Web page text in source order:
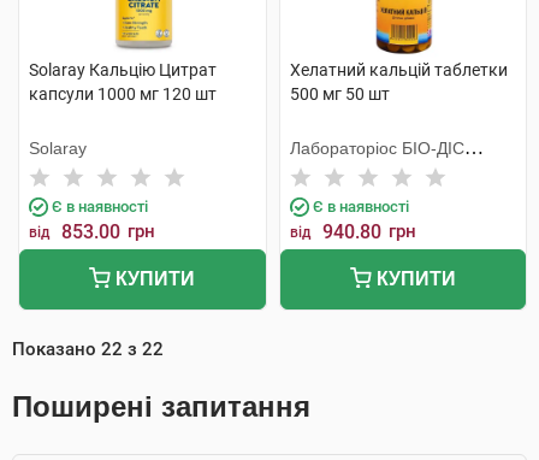
Solaray Кальцію Цитрат
капсули 1000 мг 120 шт
Solaray
Є в наявності
від 853.00 грн
КУПИТИ
Хелатний кальцій таблетки
500 мг 50 шт
Лабораторiос БIО-ДIС
Еспанія
Є в наявності
від 940.80 грн
КУПИТИ
Показано 22 з 22
Поширені запитання